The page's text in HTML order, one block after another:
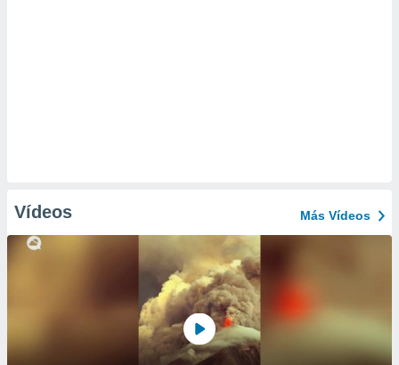
Vídeos Más Vídeos